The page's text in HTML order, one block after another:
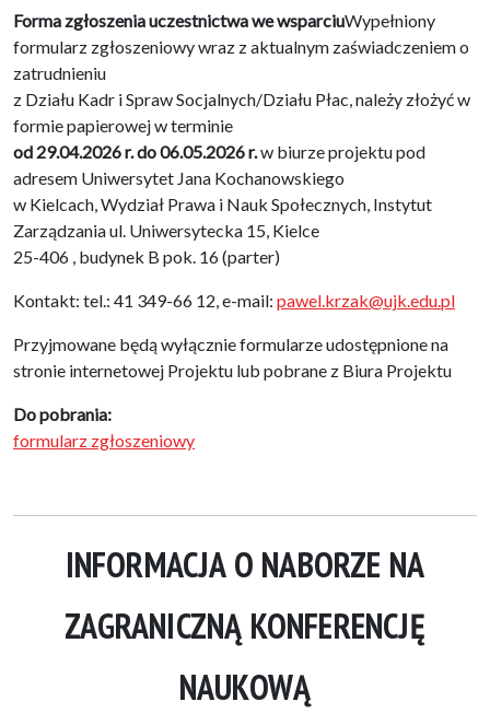
Forma zgłoszenia uczestnictwa we wsparciuWypełniony
formularz zgłoszeniowy wraz z aktualnym zaświadczeniem o
zatrudnieniu
z Działu Kadr i Spraw Socjalnych/Działu Płac, należy złożyć w
formie papierowej w terminie
od 29.04.2026 r. do 06.05.2026 r.w biurze projektu pod
adresem Uniwersytet Jana Kochanowskiego
w Kielcach, Wydział Prawa i Nauk Społecznych, Instytut
Zarządzania ul. Uniwersytecka 15, Kielce
25-406 , budynek B pok. 16 (parter)
Kontakt: tel.: 41 349-66 12, e-mail: pawel.krzak@ujk.edu.pl
Przyjmowane będą wyłącznie formularze udostępnione na
stronie internetowej Projektu lub pobrane z Biura Projektu
Do pobrania:
formularz zgłoszeniowy
INFORMACJA O NABORZE NA
ZAGRANICZNĄ KONFERENCJĘ
NAUKOWĄ